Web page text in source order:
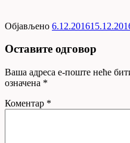
Објављено 6.12.2016
Оставите одговор
Ваша адреса е-поште неће
означена *
Коментар *